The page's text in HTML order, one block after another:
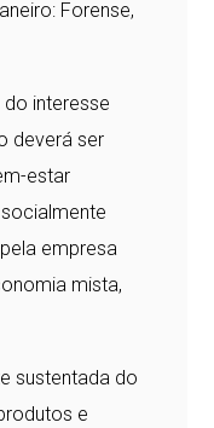
Forense,
interesse
deverá ser
estar
empresa
mista,
sustentada do
e